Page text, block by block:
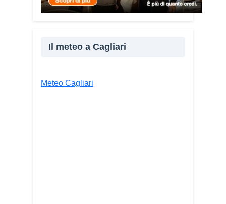
Facebook X
Il meteo a Cagliari
Meteo Cagliari